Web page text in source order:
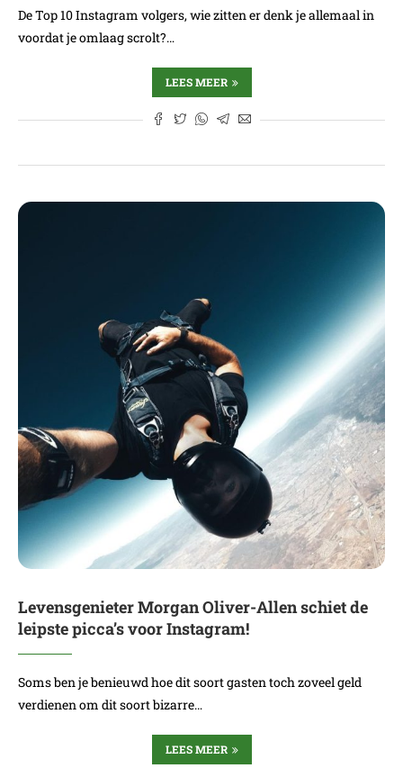
De Top 10 Instagram volgers, wie zitten er denk je allemaal in
voordat je omlaag scrolt?…
LEES MEER
Levensgenieter Morgan Oliver-Allen schiet de
leipste picca’s voor Instagram!
Soms ben je benieuwd hoe dit soort gasten toch zoveel geld
verdienen om dit soort bizarre…
LEES MEER